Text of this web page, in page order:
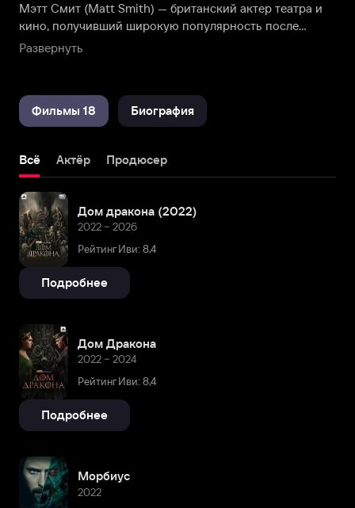
Мэтт Смит (Matt Smith) — британский актер театра и
кино, получивший широкую популярность после
исполнения главной роли в сериале «Доктор Кто».
Развернуть
Фильмы 18 Биография
Всё Актёр Продюсер
Дом дракона (2022)
2022 – 2026
Рейтинг Иви: 8,4
Подробнее
Дом Дракона
2022 – 2024
Рейтинг Иви: 8,4
Подробнее
Морбиус
2022